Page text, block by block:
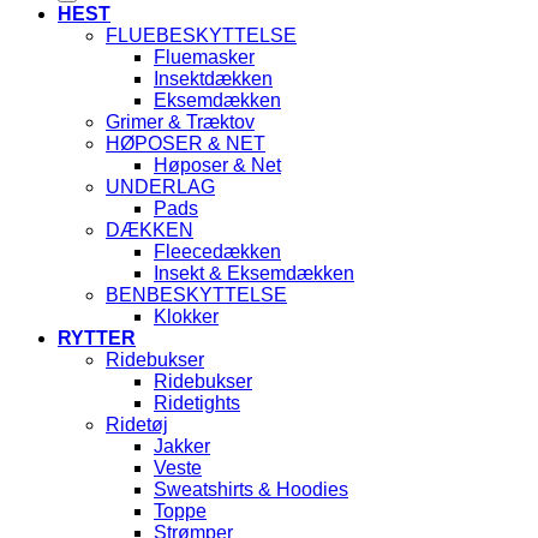
HEST
FLUEBESKYTTELSE
Fluemasker
Insektdækken
Eksemdækken
Grimer & Træktov
HØPOSER & NET
Høposer & Net
UNDERLAG
Pads
DÆKKEN
Fleecedækken
Insekt & Eksemdækken
BENBESKYTTELSE
Klokker
RYTTER
Ridebukser
Ridebukser
Ridetights
Ridetøj
Jakker
Veste
Sweatshirts & Hoodies
Toppe
Strømper